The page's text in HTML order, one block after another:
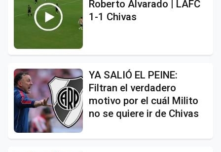
Roberto Alvarado | LAFC
1-1 Chivas
YA SALIÓ EL PEINE:
Filtran el verdadero
motivo por el cuál Milito
no se quiere ir de Chivas